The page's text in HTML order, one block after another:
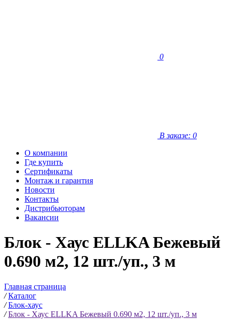
0
В заказе: 0
О компании
Где купить
Сертификаты
Монтаж и гарантия
Новости
Контакты
Дистрибьюторам
Вакансии
Блок - Хаус ELLKA Бежевый
0.690 м2, 12 шт./уп., 3 м
Главная страница
/Каталог
/Блок-хаус
/Блок - Хаус ELLKA Бежевый 0.690 м2, 12 шт./уп., 3 м